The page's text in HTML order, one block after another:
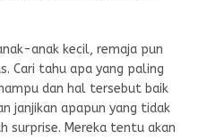
anak kecil, remaja pun
Cari tahu apa yang paling
dan hal tersebut baik
janjikan apapun yang tidak
surprise. Mereka tentu akan